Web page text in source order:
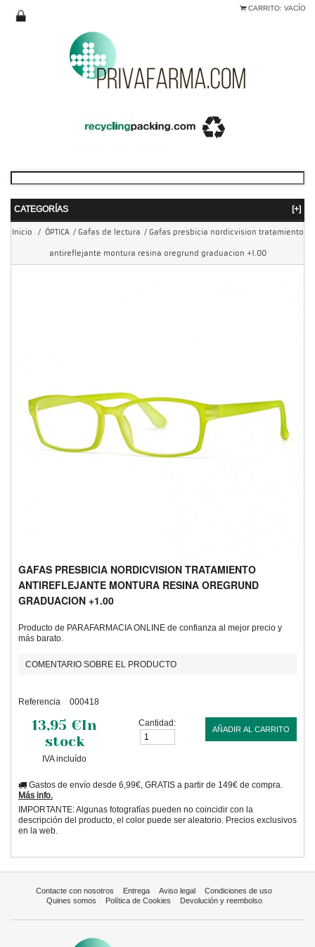
CARRITO: VACÍO
CATEGORÍAS [+]
Inicio / ÓPTICA / Gafas de lectura / Gafas presbicia nordicvision tratamiento
antireflejante montura resina oregrund graduacion +1.00
GAFAS PRESBICIA NORDICVISION TRATAMIENTO
ANTIREFLEJANTE MONTURA RESINA OREGRUND
GRADUACION +1.00
Producto de PARAFARMACIA ONLINE de confianza al mejor precio y
más barato.
COMENTARIO SOBRE EL PRODUCTO
Referencia 000418
13,95 €In
stock
IVA incluído
Cantidad:
AÑADIR AL CARRITO
Gastos de envío desde 6,99€, GRATIS a partir de 149€ de compra.
Más info.
IMPORTANTE: Algunas fotografías pueden no coincidir con la
descripción del producto, el color puede ser aleatorio. Precios exclusivos
en la web.
Contacte con nosotros Entrega Aviso legal
Condiciones de uso
Quines somos
Política de Cookies Devolución y reembolso